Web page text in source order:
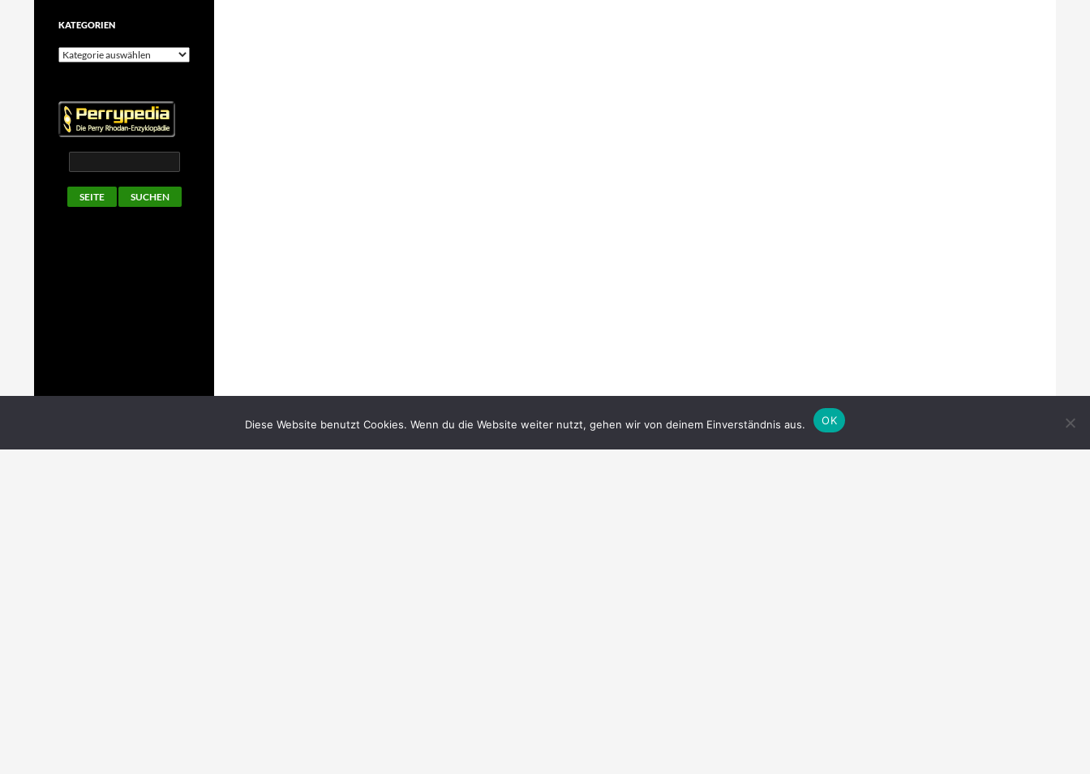
KATEGORIEN
Kategorien
Diese Website benutzt Cookies. Wenn du die Website weiter nutzt, gehen wir von deinem Einverständnis aus. OK